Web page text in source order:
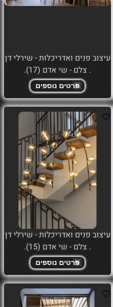
עיצוב פנים ואדריכלות - שירלי דן
. צלם - שי אדם (17).
פרטים נוספים
עיצוב פנים ואדריכלות - שירלי דן
. צלם - שי אדם (15).
פרטים נוספים